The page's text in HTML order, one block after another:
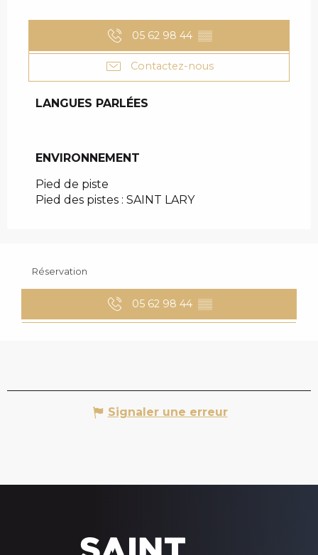
05 62 98 44 ▒▒
Contactez-nous
LANGUES PARLÉES
LANGUES PARLÉES
ENVIRONNEMENT
ENVIRONNEMENT
Pied de piste
Pied des pistes : SAINT LARY
Réservation
05 62 98 44 ▒▒
Signaler une erreur